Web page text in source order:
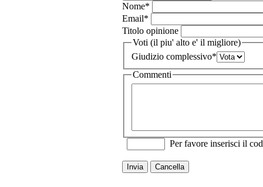
Nome*
Email*
Titolo opinione
Voti (il piu' alto e' il migliore)
Giudizio complessivo*
Commenti
Per favore inserisci il
Invia Cancella